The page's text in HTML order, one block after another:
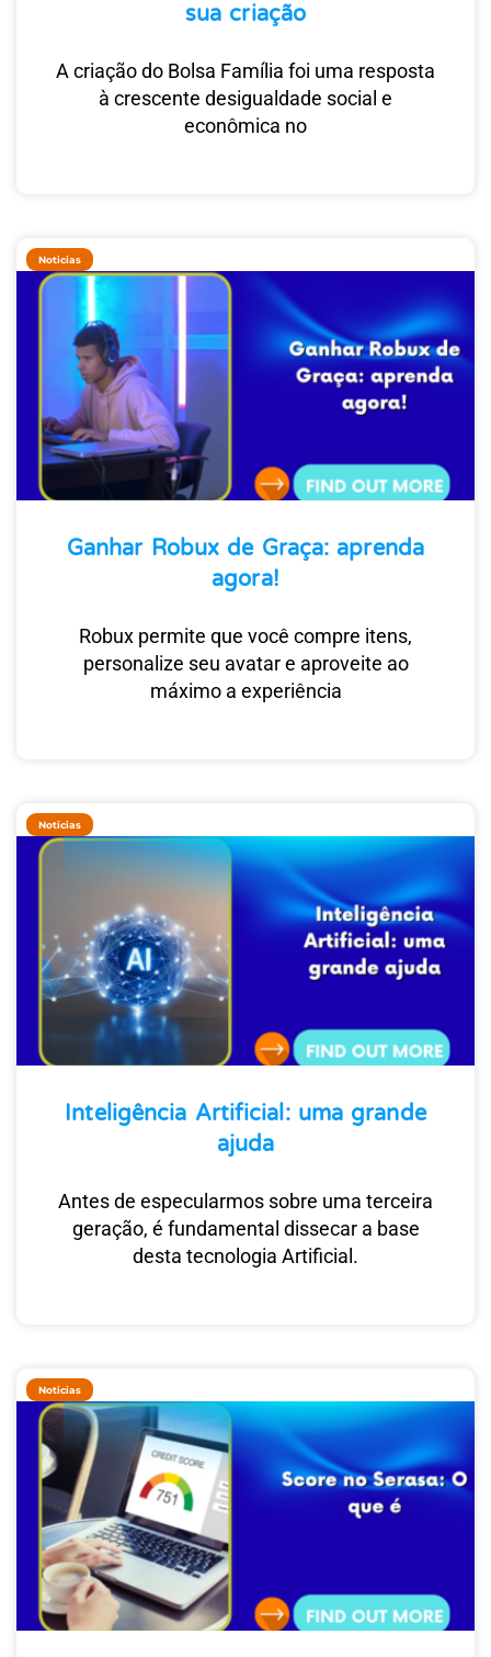
sua criação
A criação do Bolsa Família foi uma resposta
à crescente desigualdade social e
econômica no
Noticias
Ganhar Robux de Graça: aprenda
agora!
Robux permite que você compre itens,
personalize seu avatar e aproveite ao
máximo a experiência
Noticias
Inteligência Artificial: uma grande
ajuda
Antes de especularmos sobre uma terceira
geração, é fundamental dissecar a base
desta tecnologia Artificial.
Noticias